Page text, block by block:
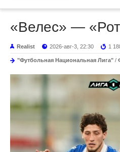
«Велес» —
Realist 2026-авг-3, 22:30 1
"Футбольная Национальная Лига" /